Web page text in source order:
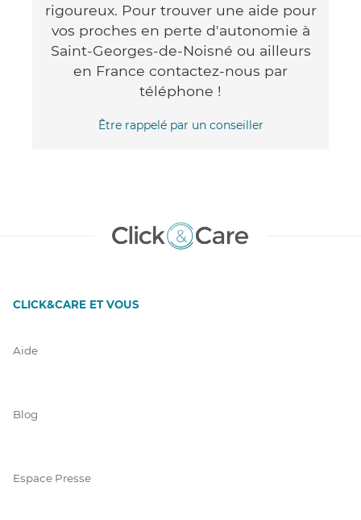
rigoureux. Pour trouver une aide pour
vos proches en perte d'autonomie à
Saint-Georges-de-Noisné ou ailleurs
en France contactez-nous par
téléphone !
Être rappelé par un conseiller
CLICK&CARE ET VOUS
Aide
Blog
Espace Presse